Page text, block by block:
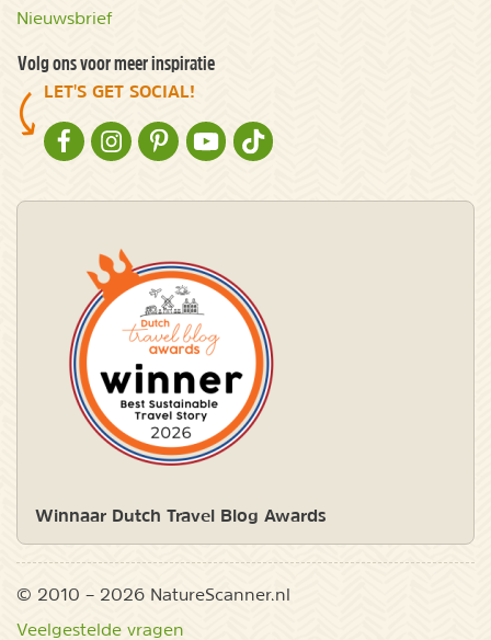
Nieuwsbrief
Volg ons voor meer inspiratie
LET'S GET SOCIAL!
NATURESCANNER OP FACEBOOK
NATURESCANNER OP INSTAGRAM
NATURESCANNER OP PINTEREST
NATURESCANNER OP YOUTUBE
NATURESCANNER OP TIKTOK
Winnaar Dutch Travel Blog Awards
© 2010 – 2026 NatureScanner.nl
Veelgestelde vragen